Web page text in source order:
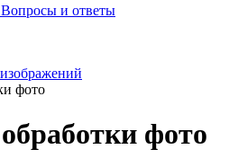
Вопросы и ответы
фото
фото